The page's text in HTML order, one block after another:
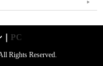
PC
Rights Reserved.